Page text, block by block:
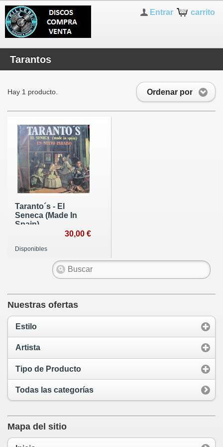
carrito
Entrar
Tarantos
Ordenar por
Hay 1 producto.
Taranto´s - El
Seneca (Made In
Spain)
30,00 €
Disponibles
Nuestras ofertas
Estilo
Artista
Tipo de Producto
Todas las categorías
Mapa del sitio